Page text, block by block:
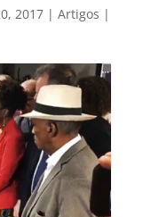
2017| Artigos |